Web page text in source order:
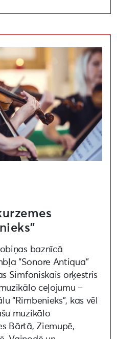
baznīcā
“Sonore Antiqua”
Simfoniskais orķestris
ceļojumu –
“Rimbenieks”, kas vēl
muzikālo
Bārtā, Ziemupē,